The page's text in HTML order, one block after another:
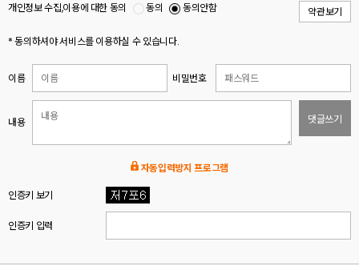
개인정보 수집,이용에 대한 동의
동의 동의안함 약관보기
* 동의하셔야 서비스를 이용하실 수 있습니다.
이름 비밀번호
내용 댓글쓰기
자동입력방지 프로그램
인증키 보기
인증키 입력